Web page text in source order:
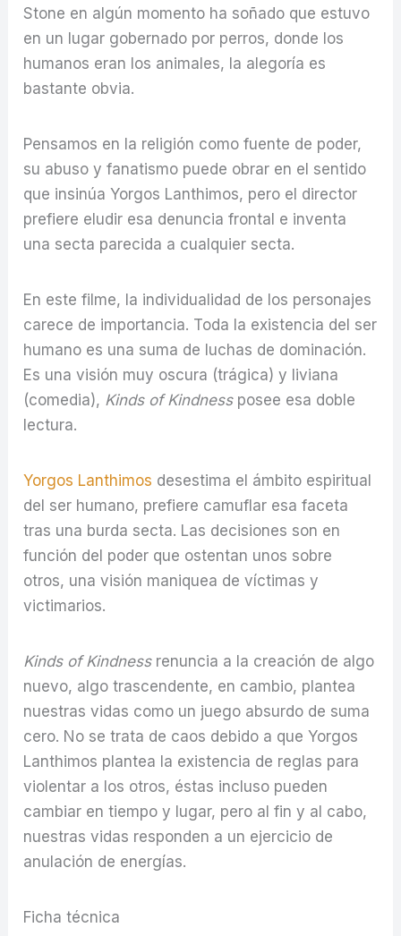
Stone en algún momento ha soñado que estuvo
en un lugar gobernado por perros, donde los
humanos eran los animales, la alegoría es
bastante obvia.
Pensamos en la religión como fuente de poder,
su abuso y fanatismo puede obrar en el sentido
que insinúa Yorgos Lanthimos, pero el director
prefiere eludir esa denuncia frontal e inventa
una secta parecida a cualquier secta.
En este filme, la individualidad de los personajes
carece de importancia. Toda la existencia del ser
humano es una suma de luchas de dominación.
Es una visión muy oscura (trágica) y liviana
(comedia), Kinds of Kindnessposee esa doble
lectura.
Yorgos Lanthimos desestima el ámbito espiritual
del ser humano, prefiere camuflar esa faceta
tras una burda secta. Las decisiones son en
función del poder que ostentan unos sobre
otros, una visión maniquea de víctimas y
victimarios.
Kinds of Kindnessrenuncia a la creación de algo
nuevo, algo trascendente, en cambio, plantea
nuestras vidas como un juego absurdo de suma
cero. No se trata de caos debido a que Yorgos
Lanthimos plantea la existencia de reglas para
violentar a los otros, éstas incluso pueden
cambiar en tiempo y lugar, pero al fin y al cabo,
nuestras vidas responden a un ejercicio de
anulación de energías.
Ficha técnica